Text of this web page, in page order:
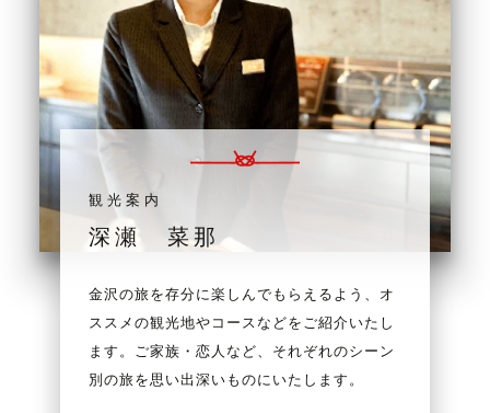
観光案内
深瀬 菜那
金沢の旅を存分に楽しんでもらえるよう、オ
ススメの観光地やコースなどをご紹介いたし
ます。ご家族・恋人など、それぞれのシーン
別の旅を思い出深いものにいたします。